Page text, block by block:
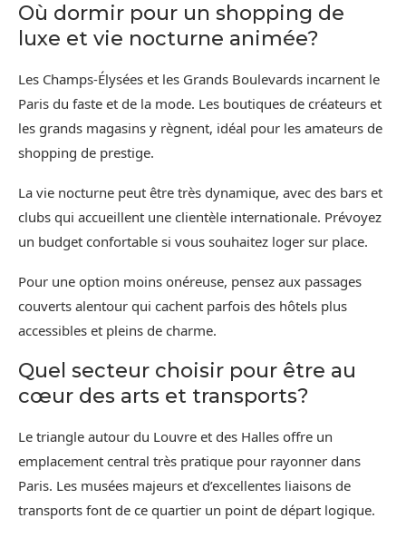
Où dormir pour un shopping de
luxe et vie nocturne animée?
Les Champs-Élysées et les Grands Boulevards incarnent le
Paris du faste et de la mode. Les boutiques de créateurs et
les grands magasins y règnent, idéal pour les amateurs de
shopping de prestige.
La vie nocturne peut être très dynamique, avec des bars et
clubs qui accueillent une clientèle internationale. Prévoyez
un budget confortable si vous souhaitez loger sur place.
Pour une option moins onéreuse, pensez aux passages
couverts alentour qui cachent parfois des hôtels plus
accessibles et pleins de charme.
Quel secteur choisir pour être au
cœur des arts et transports?
Le triangle autour du Louvre et des Halles offre un
emplacement central très pratique pour rayonner dans
Paris. Les musées majeurs et d’excellentes liaisons de
transports font de ce quartier un point de départ logique.